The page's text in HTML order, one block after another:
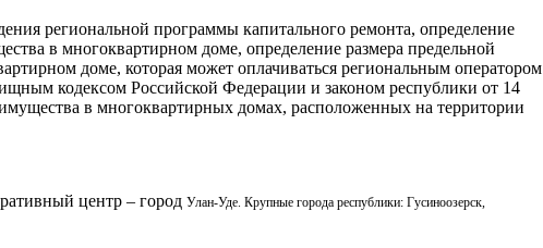
региональной программы капитального ремонта, определение
в многоквартирном доме, определение размера предельной
доме, которая может оплачиваться региональным оператором
кодексом Российской Федерации и законом республики от 14
в многоквартирных домах, расположенных на территории
центр – город Улан-Уде. Крупные города республики: Гусиноозерск,